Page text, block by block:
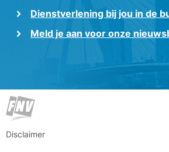
Dienstverlening bij jou in de
Meld je aan voor onze
Disclaimer